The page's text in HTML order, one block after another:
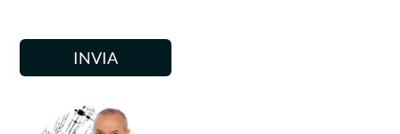
n
i
INVIA